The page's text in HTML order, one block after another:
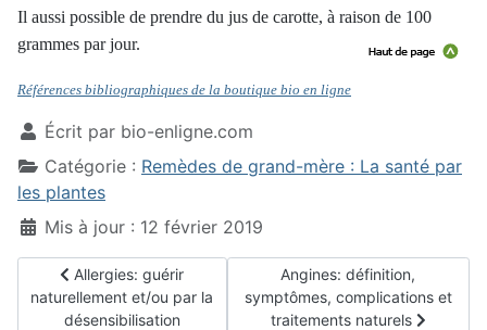
Il aussi possible de prendre du jus de carotte, à raison de 100
grammes par jour.
Références bibliographiques de la boutique bio en ligne
Écrit par bio-enligne.com
Catégorie : Remèdes de grand-mère : La santé par
les plantes
Mis à jour : 12 février 2019
Article précédent : Allergies: guérir naturellement et/ou par
Allergies: guérir
naturellement et/ou par la
désensibilisation
Article suivant : Angines:
Angines: définition,
symptômes, complications et
traitements naturels